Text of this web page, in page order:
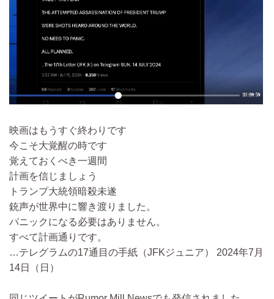
映画はもうすぐ終わりです
今こそ大覚醒の時です
覚えておくべき一週間
計画を信じましょう
トランプ大統領暗殺未遂
銃声が世界中に響き渡りました。
パニックになる必要はありません。
すべて計画通りです。
…テレグラムの17通目の手紙（JFKジュニア） 2024年7月
14日（日）